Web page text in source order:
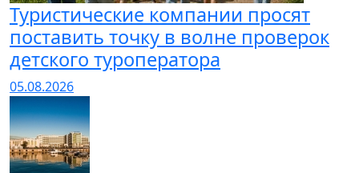
Туристические компании просят
поставить точку в волне проверок
детского туроператора
05.08.2026